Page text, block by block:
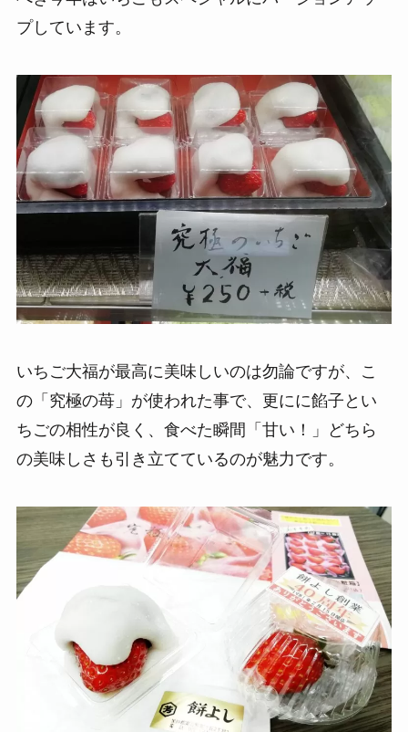
プしています。
いちご大福が最高に美味しいのは勿論ですが、こ
の「究極の苺」が使われた事で、更にに餡子とい
ちごの相性が良く、食べた瞬間「甘い！」どちら
の美味しさも引き立てているのが魅力です。